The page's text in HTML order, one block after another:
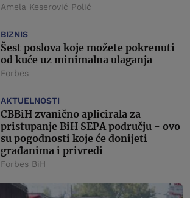
Amela Keserović Polić
BIZNIS
Šest poslova koje možete pokrenuti
od kuće uz minimalna ulaganja
Forbes
AKTUELNOSTI
CBBiH zvanično aplicirala za
pristupanje BiH SEPA području - ovo
su pogodnosti koje će donijeti
građanima i privredi
Forbes BiH